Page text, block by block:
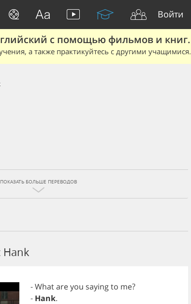
Войти
с помощью фильмов и книг.
а также практикуйтесь с другими учащимися.
ПОКАЗАТЬ БОЛЬШЕ ПЕРЕВОДОВ
-Whatareyou sayingto me?
- Hank.